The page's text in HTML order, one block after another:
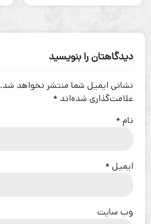
دیدگاهتان را بنویسید
نشانی ایمیل شما منتشر نخواهد شد.
علامت‌گذاری شده‌اند *
نام*
ایمیل*
وب‌ سایت